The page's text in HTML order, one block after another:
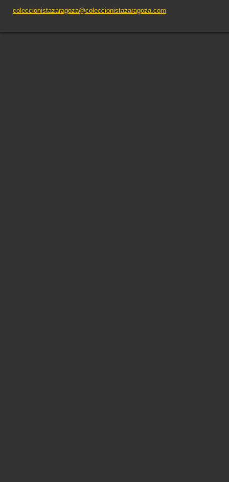
coleccionistazaragoza@coleccionistazaragoza.com